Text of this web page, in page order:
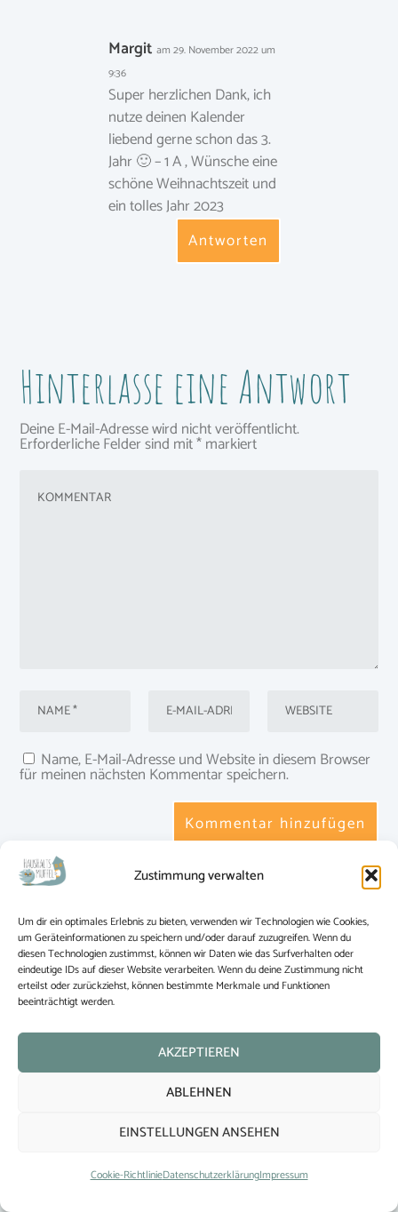
Zustimmung verwalten
Um dir ein optimales Erlebnis zu bieten, verwenden wir Technologien wie Cookies,
um Geräteinformationen zu speichern und/oder darauf zuzugreifen. Wenn du
diesen Technologien zustimmst, können wir Daten wie das Surfverhalten oder
eindeutige IDs auf dieser Website verarbeiten. Wenn du deine Zustimmung nicht
erteilst oder zurückziehst, können bestimmte Merkmale und Funktionen
beeinträchtigt werden.
AKZEPTIEREN
ABLEHNEN
EINSTELLUNGEN ANSEHEN
Cookie-RichtlinieDatenschutzerklärungImpressum
Margit am 29. November 2022 um
9:36
Super herzlichen Dank, ich
nutze deinen Kalender
liebend gerne schon das 3.
Jahr 🙂 – 1 A , Wünsche eine
schöne Weihnachtszeit und
ein tolles Jahr 2023
Antworten
Hinterlasse eine Antwort
Deine E-Mail-Adresse wird nicht veröffentlicht.
Erforderliche Felder sind mit*markiert
Name, E-Mail-Adresse und Website in diesem Browser
für meinen nächsten Kommentar speichern.
Impressum
Datenschutz
Richtlinien
© 2015-2024 Haushaltsmuffel